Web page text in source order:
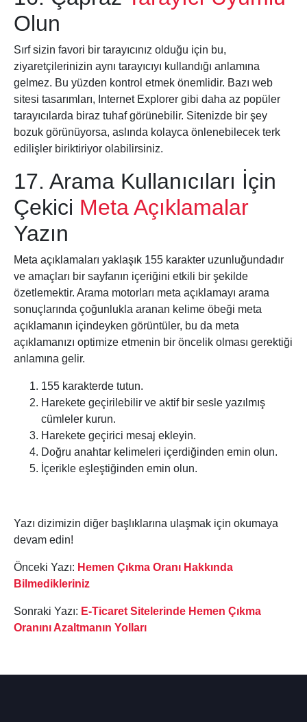
Olun
Sırf sizin favori bir tarayıcınız olduğu için bu,
ziyaretçilerinizin aynı tarayıcıyı kullandığı anlamına
gelmez. Bu yüzden kontrol etmek önemlidir. Bazı web
sitesi tasarımları, Internet Explorer gibi daha az popüler
tarayıcılarda biraz tuhaf görünebilir. Sitenizde bir şey
bozuk görünüyorsa, aslında kolayca önlenebilecek terk
edilişler biriktiriyor olabilirsiniz.
17. Arama Kullanıcıları İçin
Çekici Meta Açıklamalar
Yazın
Meta açıklamaları yaklaşık 155 karakter uzunluğundadır
ve amaçları bir sayfanın içeriğini etkili bir şekilde
özetlemektir. Arama motorları meta açıklamayı arama
sonuçlarında çoğunlukla aranan kelime öbeği meta
açıklamanın içindeyken görüntüler, bu da meta
açıklamanızı optimize etmenin bir öncelik olması gerektiği
anlamına gelir.
155 karakterde tutun.
Harekete geçirilebilir ve aktif bir sesle yazılmış
cümleler kurun.
Harekete geçirici mesaj ekleyin.
Doğru anahtar kelimeleri içerdiğinden emin olun.
İçerikle eşleştiğinden emin olun.
Yazı dizimizin diğer başlıklarına ulaşmak için okumaya
devam edin!
Önceki Yazı: Hemen Çıkma Oranı Hakkında
Bilmedikleriniz
Sonraki Yazı: E-Ticaret Sitelerinde Hemen Çıkma
Oranını Azaltmanın Yolları